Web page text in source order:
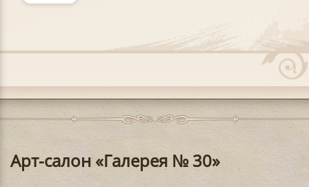
Арт-салон «Галерея № 30»